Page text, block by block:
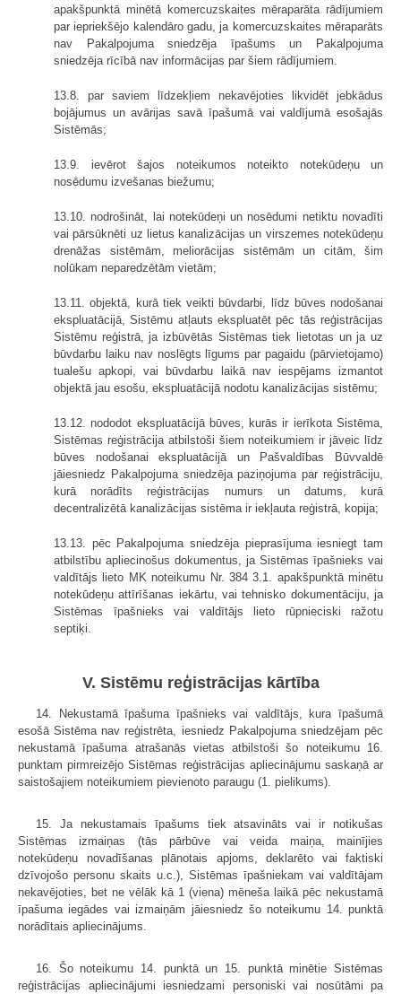
apakšpunktā minētā komercuzskaites mēraparāta rādījumiem
par iepriekšējo kalendāro gadu, ja komercuzskaites mēraparāts
nav Pakalpojuma sniedzēja īpašums un Pakalpojuma
sniedzēja rīcībā nav informācijas par šiem rādījumiem.
13.8. par saviem līdzekļiem nekavējoties likvidēt jebkādus
bojājumus un avārijas savā īpašumā vai valdījumā esošajās
Sistēmās;
13.9. ievērot šajos noteikumos noteikto notekūdeņu un
nosēdumu izvešanas biežumu;
13.10. nodrošināt, lai notekūdeņi un nosēdumi netiktu novadīti
vai pārsūknēti uz lietus kanalizācijas un virszemes notekūdeņu
drenāžas sistēmām, meliorācijas sistēmām un citām, šim
nolūkam neparedzētām vietām;
13.11. objektā, kurā tiek veikti būvdarbi, līdz būves nodošanai
ekspluatācijā, Sistēmu atļauts ekspluatēt pēc tās reģistrācijas
Sistēmu reģistrā, ja izbūvētās Sistēmas tiek lietotas un ja uz
būvdarbu laiku nav noslēgts līgums par pagaidu (pārvietojamo)
tualešu apkopi, vai būvdarbu laikā nav iespējams izmantot
objektā jau esošu, ekspluatācijā nodotu kanalizācijas sistēmu;
13.12. nododot ekspluatācijā būves, kurās ir ierīkota Sistēma,
Sistēmas reģistrācija atbilstoši šiem noteikumiem ir jāveic līdz
būves nodošanai ekspluatācijā un Pašvaldības Būvvaldē
jāiesniedz Pakalpojuma sniedzēja paziņojuma par reģistrāciju,
kurā norādīts reģistrācijas numurs un datums, kurā
decentralizētā kanalizācijas sistēma ir iekļauta reģistrā, kopija;
13.13. pēc Pakalpojuma sniedzēja pieprasījuma iesniegt tam
atbilstību apliecinošus dokumentus, ja Sistēmas īpašnieks vai
valdītājs lieto MK noteikumu Nr. 384 3.1. apakšpunktā minētu
notekūdeņu attīrīšanas iekārtu, vai tehnisko dokumentāciju, ja
Sistēmas īpašnieks vai valdītājs lieto rūpnieciski ražotu
septiķi.
V. Sistēmu reģistrācijas kārtība
14. Nekustamā īpašuma īpašnieks vai valdītājs, kura īpašumā
esošā Sistēma nav reģistrēta, iesniedz Pakalpojuma sniedzējam pēc
nekustamā īpašuma atrašanās vietas atbilstoši šo noteikumu 16.
punktam pirmreizējo Sistēmas reģistrācijas apliecinājumu saskaņā ar
saistošajiem noteikumiem pievienoto paraugu (1. pielikums).
15. Ja nekustamais īpašums tiek atsavināts vai ir notikušas
Sistēmas izmaiņas (tās pārbūve vai veida maiņa, mainījies
notekūdeņu novadīšanas plānotais apjoms, deklarēto vai faktiski
dzīvojošo personu skaits u.c.), Sistēmas īpašniekam vai valdītājam
nekavējoties, bet ne vēlāk kā 1 (viena) mēneša laikā pēc nekustamā
īpašuma iegādes vai izmaiņām jāiesniedz šo noteikumu 14. punktā
norādītais apliecinājums.
16. Šo noteikumu 14. punktā un 15. punktā minētie Sistēmas
reģistrācijas apliecinājumi iesniedzami personiski vai nosūtāmi pa